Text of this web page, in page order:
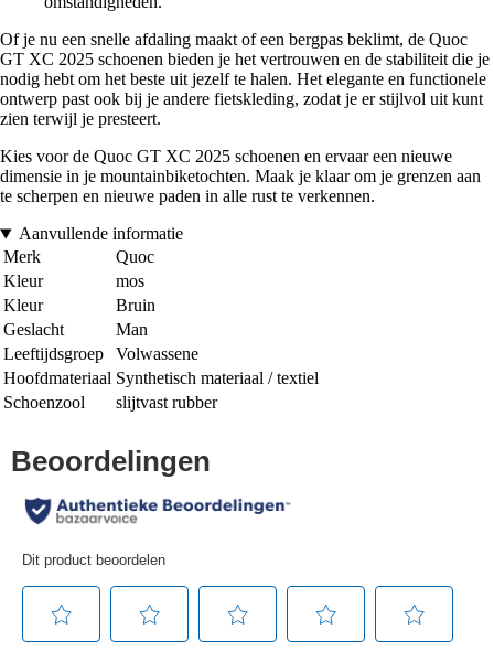
Of je nu een snelle afdaling maakt of een bergpas beklimt, de Quoc
GT XC 2025 schoenen bieden je het vertrouwen en de stabiliteit die je
nodig hebt om het beste uit jezelf te halen. Het elegante en functionele
ontwerp past ook bij je andere fietskleding, zodat je er stijlvol uit kunt
zien terwijl je presteert.
Kies voor de Quoc GT XC 2025 schoenen en ervaar een nieuwe
dimensie in je mountainbiketochten. Maak je klaar om je grenzen aan
te scherpen en nieuwe paden in alle rust te verkennen.
Aanvullende informatie
Merk
Quoc
Kleur
mos
Kleur
Bruin
Geslacht
Man
Leeftijdsgroep
Volwassene
Hoofdmateriaal Synthetisch materiaal / textiel
Schoenzool
slijtvast rubber